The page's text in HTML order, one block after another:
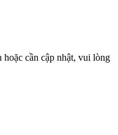
hoặc cần cập nhật, vui lòng